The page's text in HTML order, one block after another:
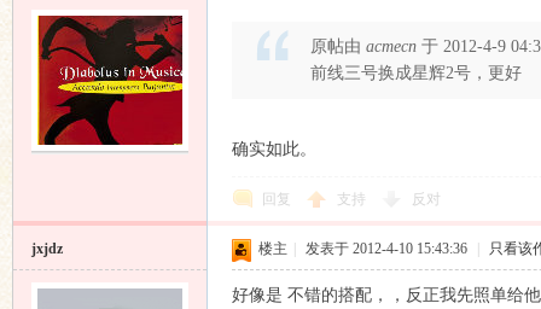
原帖由 acmecn于 2012-4-9
前线三号换成星辉2号，更好
确实如此。
回复 支持 反对
jxjdz 楼主 发表于 2012-4-10 15:43:36 只看该
好像是 不错的搭配，，反正我先照单给